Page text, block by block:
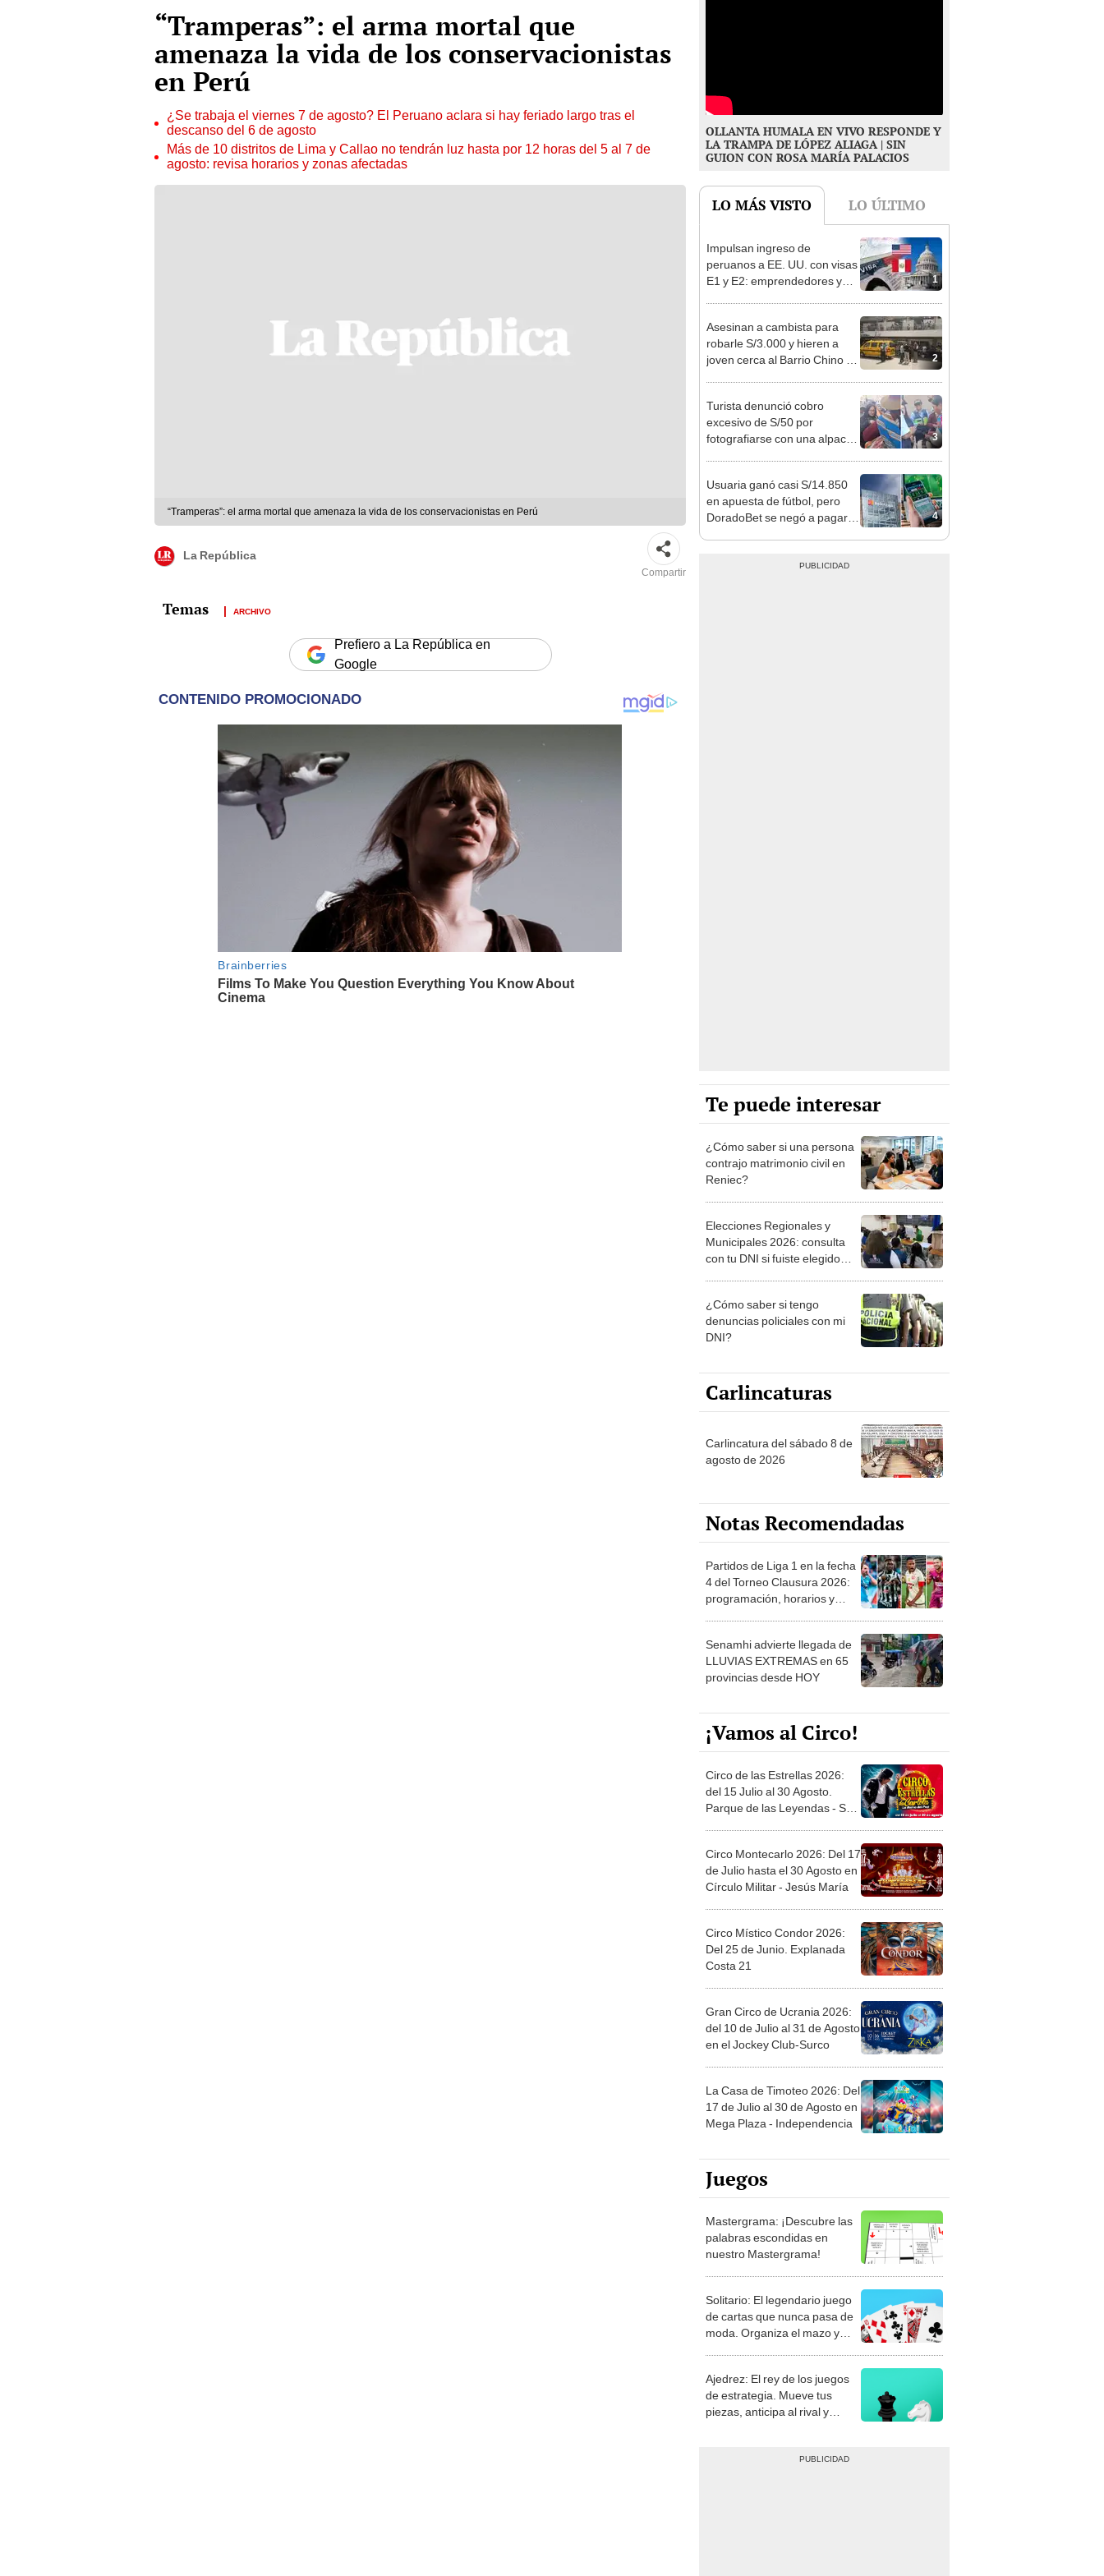
“Tramperas”: el arma mortal que
amenaza la vida de los conservacionistas
en Perú
¿Se trabaja el viernes 7 de agosto? El Peruano aclara si hay feriado largo tras el
descanso del 6 de agosto
Más de 10 distritos de Lima y Callao no tendrán luz hasta por 12 horas del 5 al 7 de
agosto: revisa horarios y zonas afectadas
“Tramperas”: el arma mortal que amenaza la vida de los conservacionistas en Perú
La República
Compartir
ARCHIVO
Prefiero a La República en
Google
OLLANTA HUMALA EN VIVO RESPONDE Y
LA TRAMPA DE LÓPEZ ALIAGA | SIN
GUION CON ROSA MARÍA PALACIOS
LO MÁS VISTO LO ÚLTIMO
1
Impulsan ingreso de
peruanos a EE. UU. con visas
E1 y E2: emprendedores y
2
Asesinan a cambista para
robarle S/3.000 y hieren a
joven cerca al Barrio Chino en
3
Turista denunció cobro
excesivo de S/50 por
fotografiarse con una alpaca
4
Usuaria ganó casi S/14.850
en apuesta de fútbol, pero
DoradoBet se negó a pagar:
Te puede interesar
¿Cómo saber si una persona
contrajo matrimonio civil en
Reniec?
Elecciones Regionales y
Municipales 2026: consulta
con tu DNI si fuiste elegido
la ONPE
¿Cómo saber si tengo
denuncias policiales con mi
DNI?
Carlincaturas
Carlincatura del sábado 8 de
agosto de 2026
Notas Recomendadas
Partidos de Liga 1 en la fecha
4 del Torneo Clausura 2026:
programación, horarios y
Senamhi advierte llegada de
LLUVIAS EXTREMAS en 65
provincias desde HOY
¡Vamos al Circo!
Circo de las Estrellas 2026:
del 15 Julio al 30 Agosto.
Parque de las Leyendas - San
Circo Montecarlo 2026: Del 17
de Julio hasta el 30 Agosto en
Círculo Militar - Jesús María
Circo Místico Condor 2026:
Del 25 de Junio. Explanada
Costa 21
Gran Circo de Ucrania 2026:
del 10 de Julio al 31 de Agosto
en el Jockey Club-Surco
La Casa de Timoteo 2026: Del
17 de Julio al 30 de Agosto en
Mega Plaza - Independencia
Juegos
Mastergrama: ¡Descubre las
palabras escondidas en
nuestro Mastergrama!
Solitario: El legendario juego
de cartas que nunca pasa de
moda. Organiza el mazo y
Ajedrez: El rey de los juegos
de estrategia. Mueve tus
piezas, anticipa al rival y